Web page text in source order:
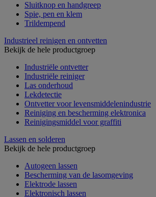
Sluitknop en handgreep
Spie, pen en klem
Trildempend
Industrieel reinigen en ontvetten
Bekijk de hele productgroep
Industriële ontvetter
Industriële reiniger
Las onderhoud
Lekdetectie
Ontvetter voor levensmiddelenindustrie
Reiniging en bescherming elektronica
Reinigingsmiddel voor graffiti
Lassen en solderen
Bekijk de hele productgroep
Autogeen lassen
Bescherming van de lasomgeving
Elektrode lassen
Elektronisch lassen